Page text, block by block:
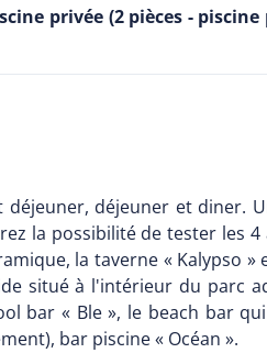
privée (2 pièces - piscine
déjeuner et diner.
la possibilité de tester les
la taverne « Kalypso
situé à l'intérieur du parc
bar « Ble », le beach bar
bar piscine « Océan ».